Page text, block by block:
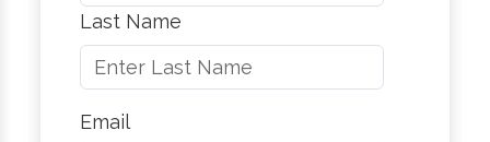
Last Name
Email